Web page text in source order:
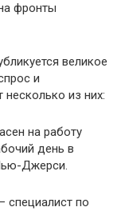
фронты
великое
и
из них:
на работу
день в
Джерси.
специалист по